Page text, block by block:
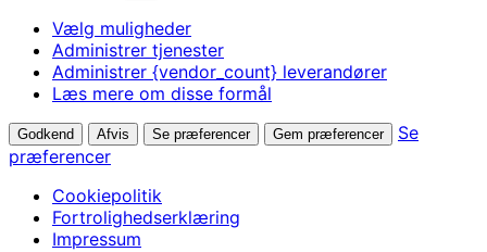
Vælg muligheder
Administrer tjenester
Administrer {vendor_count} leverandører
Læs mere om disse formål
Godkend Afvis Se præferencer Gem præferencer
Se
præferencer
Cookiepolitik
Fortrolighedserklæring
Impressum